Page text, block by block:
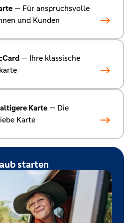
— Für anspruchsvolle
und Kunden
— Ihre klassische
Karte — Die
Karte
starten